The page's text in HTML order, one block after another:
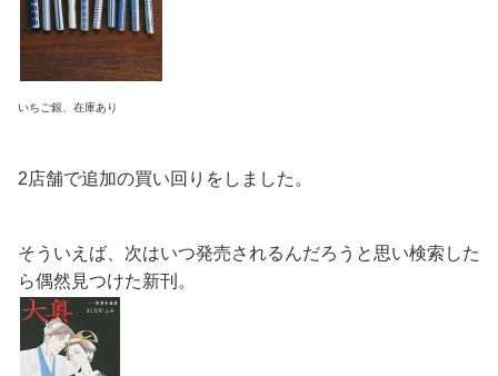
いちご銀、在庫あり
2店舗で追加の買い回りをしました。
そういえば、次はいつ発売されるんだろうと思い検索した
ら偶然見つけた新刊。